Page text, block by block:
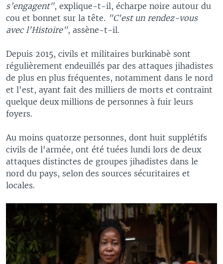
s’engagent", explique-t-il, écharpe noire autour du
cou et bonnet sur la tête. "C'est un rendez-vous
avec l'Histoire", assène-t-il.
Depuis 2015, civils et militaires burkinabè sont
régulièrement endeuillés par des attaques jihadistes
de plus en plus fréquentes, notamment dans le nord
et l'est, ayant fait des milliers de morts et contraint
quelque deux millions de personnes à fuir leurs
foyers.
Au moins quatorze personnes, dont huit supplétifs
civils de l'armée, ont été tuées lundi lors de deux
attaques distinctes de groupes jihadistes dans le
nord du pays, selon des sources sécuritaires et
locales.